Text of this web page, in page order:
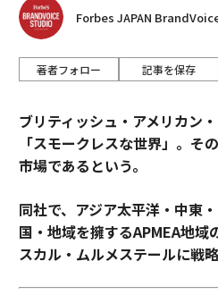
Forbes JAPAN
著者フォロー 記事を保存
ブリティッシュ・アメリカン
「スモークレスな世界」。そ
市場であるという。
同社で、アジア太平洋・中東
国・地域を擁するAPMEA地域
スカル・ムルメステールに戦略